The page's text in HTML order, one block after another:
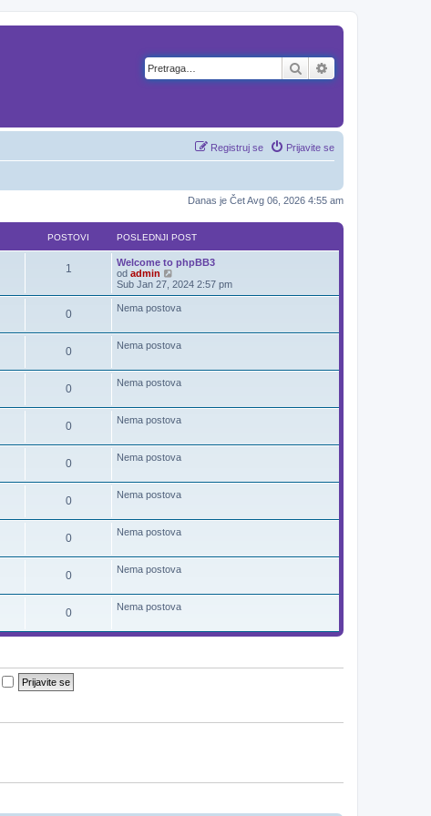
Pretraga
Prijavite se
Registruj se
Danas je Čet Avg 06, 2026 4:55 am
POSTOVI POSLEDNJI POST
1
Welcome to phpBB3
od admin
o
g
l
a
j
o
s
n
i
p
s
t
Sub Jan 27, 2024 2:57 pm
0 Nema postova
0 Nema postova
0 Nema postova
0 Nema postova
0 Nema postova
0 Nema postova
0 Nema postova
0 Nema postova
0 Nema postova